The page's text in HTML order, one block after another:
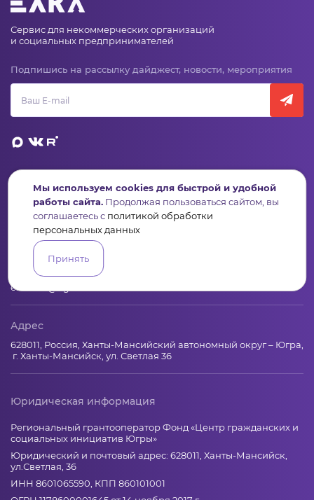
Сервис для некоммерческих организаций
и социальных предпринимателей
Подпишись на рассылку дайджест, новости, мероприятия
ПульсКонкурсыОрганизацииАктивисты Проекты
Аналитика База знанийВидеокурсы
Контакты
+7 (346) 735-11-30
elkanko@ugranko.ru
Адрес
628011, Россия, Ханты-Мансийский автономный округ – Югра,
г. Ханты-Мансийск, ул. Светлая 36
Юридическая информация
Региональный грантооператор Фонд «Центр гражданских и
социальных инициатив Югры»
Юридический и почтовый адрес: 628011, Ханты-Мансийск,
ул.Светлая, 36
ИНН 8601065590, КПП 860101001
Мы используем cookies для быстрой и удобной
работы сайта. Продолжая пользоваться сайтом, вы
соглашаетесь с политикой обработки
персональных данных
Принять